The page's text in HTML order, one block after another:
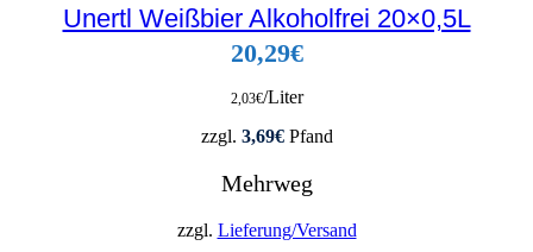
Unertl Weißbier Alkoholfrei 20×0,5L
20,29€
2,03€/Liter
zzgl. 3,69€Pfand
Mehrweg
zzgl. Lieferung/Versand